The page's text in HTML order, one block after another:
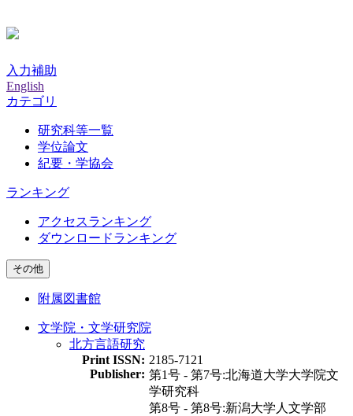
入力補助
English
カテゴリ
研究科等一覧
学位論文
紀要・学協会
ランキング
アクセスランキング
ダウンロードランキング
その他
附属図書館
文学院・文学研究院
北方言語研究
Print ISSN: 2185-7121
Publisher: 第1号 - 第7号:北海道大学大学院文
学研究科
第8号 - 第8号:新潟大学人文学部